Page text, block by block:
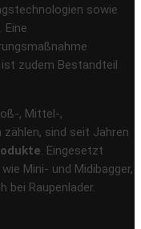
sowie
Eine
zudem Bestandteil
, Mittel-,
sind seit Jahren
. Eingesetzt
Mini- und Midibagger,
bei Raupenlader.